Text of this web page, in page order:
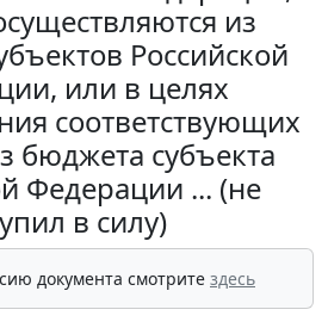
из
Российской
или в целях
соответствующих
бюджета субъекта
Федерации ... (не
в силу)
документа смотрите здесь